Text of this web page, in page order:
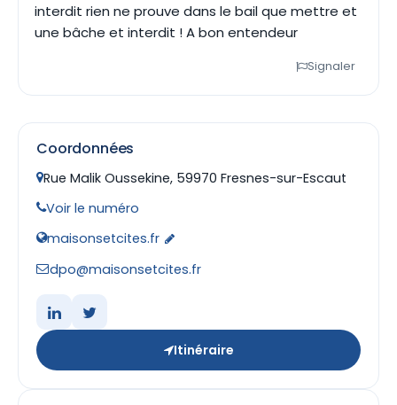
interdit rien ne prouve dans le bail que mettre et
une bâche et interdit ! A bon entendeur
Signaler
Coordonnées
Rue Malik Oussekine, 59970 Fresnes-sur-Escaut
Voir le numéro
maisonsetcites.fr
dpo@maisonsetcites.fr
Itinéraire